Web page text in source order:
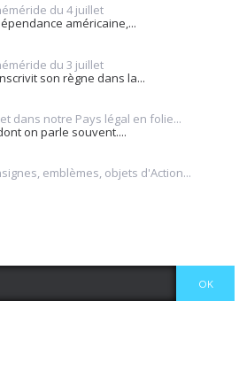
du 4 juillet
américaine,...
du 3 juillet
son règne dans la...
dans notre Pays légal en folie...
on parle souvent....
emblèmes, objets d'Action...